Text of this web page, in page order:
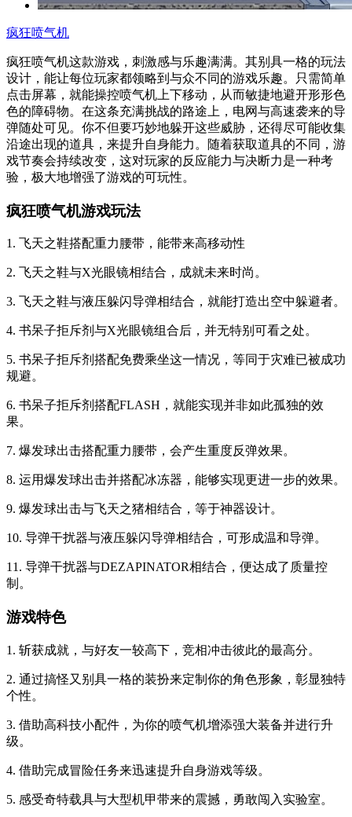
疯狂喷气机
疯狂喷气机这款游戏，刺激感与乐趣满满。其别具一格的玩法
设计，能让每位玩家都领略到与众不同的游戏乐趣。只需简单
点击屏幕，就能操控喷气机上下移动，从而敏捷地避开形形色
色的障碍物。在这条充满挑战的路途上，电网与高速袭来的导
弹随处可见。你不但要巧妙地躲开这些威胁，还得尽可能收集
沿途出现的道具，来提升自身能力。随着获取道具的不同，游
戏节奏会持续改变，这对玩家的反应能力与决断力是一种考
验，极大地增强了游戏的可玩性。
疯狂喷气机游戏玩法
1. 飞天之鞋搭配重力腰带，能带来高移动性
2. 飞天之鞋与X光眼镜相结合，成就未来时尚。
3. 飞天之鞋与液压躲闪导弹相结合，就能打造出空中躲避者。
4. 书呆子拒斥剂与X光眼镜组合后，并无特别可看之处。
5. 书呆子拒斥剂搭配免费乘坐这一情况，等同于灾难已被成功
规避。
6. 书呆子拒斥剂搭配FLASH，就能实现并非如此孤独的效
果。
7. 爆发球出击搭配重力腰带，会产生重度反弹效果。
8. 运用爆发球出击并搭配冰冻器，能够实现更进一步的效果。
9. 爆发球出击与飞天之猪相结合，等于神器设计。
10. 导弹干扰器与液压躲闪导弹相结合，可形成温和导弹。
11. 导弹干扰器与DEZAPINATOR相结合，便达成了质量控
制。
游戏特色
1. 斩获成就，与好友一较高下，竞相冲击彼此的最高分。
2. 通过搞怪又别具一格的装扮来定制你的角色形象，彰显独特
个性。
3. 借助高科技小配件，为你的喷气机增添强大装备并进行升
级。
4. 借助完成冒险任务来迅速提升自身游戏等级。
5. 感受奇特载具与大型机甲带来的震撼，勇敢闯入实验室。